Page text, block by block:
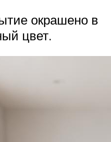
окрашено в
цвет.